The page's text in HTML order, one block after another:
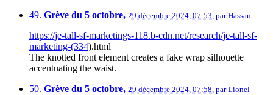
49. Grève du 5 octobre, 29 décembre 2024, 07:53 parHassan
https://je-tall-sf-marketings-118.b-cdn.net/research/je-tall-sf-
marketing-(334).html
The knotted front element creates a fake wrap silhouette
accentuating the waist.
50. Grève du 5 octobre, 29 décembre 2024, 07:58 parLionel